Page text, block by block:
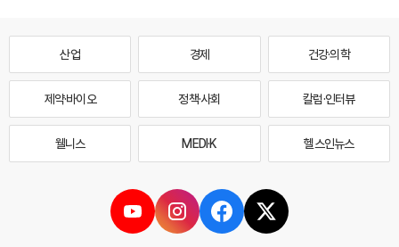
산업 경제 건강·의학
제약·바이오 정책·사회 칼럼·인터뷰
웰니스 MEDI·K 헬스인뉴스